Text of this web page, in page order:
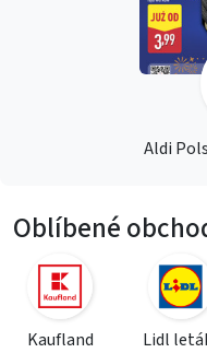
Aldi
Oblíbené
Kaufland
Lidl